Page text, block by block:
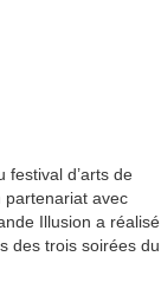
festival d’arts de
partenariat avec
Illusion a réalisé
des trois soirées du